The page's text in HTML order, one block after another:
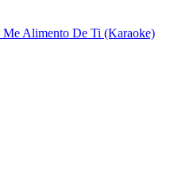
Alimento De Ti (Karaoke)